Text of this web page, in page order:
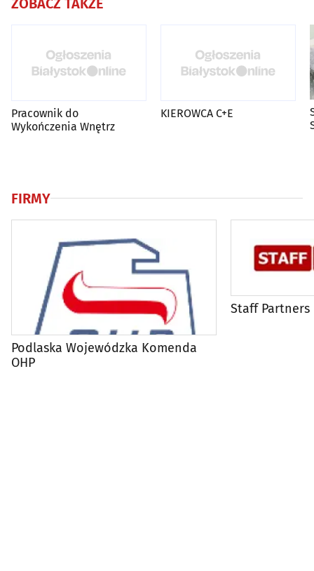
ZOBACZ TAKŻE
Pracownik do
Wykończenia Wnętrz
KIEROWCA C+E
FIRMY
Podlaska Wojewódzka Komenda
OHP
Staff Partners